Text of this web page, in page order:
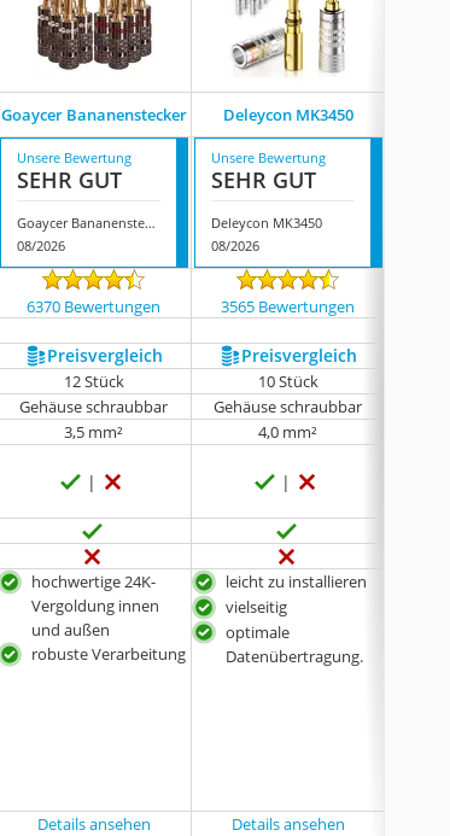
Goaycer Bananenstecker Deleycon MK3450
Unsere Bewertung
SEHR GUT
Goaycer Bananenstecker
08/2026
Unsere Bewertung
SEHR GUT
Deleycon MK3450
08/2026
6370 Bewertungen 3565 Bewertungen
Preis­vergleich Preis­vergleich
12 Stück
10 Stück
Gehäuse schraubbar Gehäuse schraubbar
3,5 mm²
4,0 mm²
hochwertige 24K-
Vergoldung innen
und außen
robuste Verarbeitung
leicht zu installieren
vielseitig
optimale
Datenübertragung.
Details ansehen Details ansehen